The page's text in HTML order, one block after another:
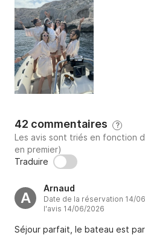
42 commentaires ?
Les avis sont triés en fonction
en premier)
Traduire
A
Arnaud
Date de la réservation 14/
l'avis 14/06/2026
Séjour parfait, le bateau est